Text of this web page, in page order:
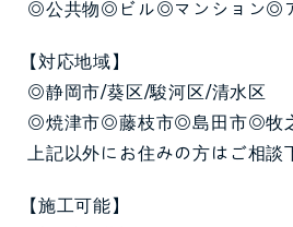
◎公共物◎ビル◎マンション◎
【対応地域】
◎静岡市/葵区/駿河区/清水区
◎焼津市◎藤枝市◎島田市◎牧
上記以外にお住みの方はご相談
【施工可能】